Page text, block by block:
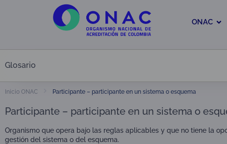
ONAC
Glosario
Inicio ONAC Participante – participante en un sistema o esquema
Participante – participante en un sistema o
Organismo que opera bajo las reglas aplicables y que no tiene la
gestión del sistema o del esquema.